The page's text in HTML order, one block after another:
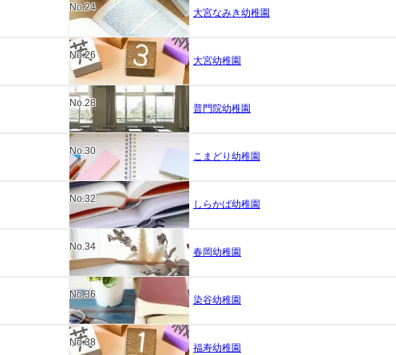
No.24
大宮なみき幼稚園
No.26
大宮幼稚園
No.28
普門院幼稚園
No.30
こまどり幼稚園
No.32
しらかば幼稚園
No.34
春岡幼稚園
No.36
染谷幼稚園
No.38
福寿幼稚園